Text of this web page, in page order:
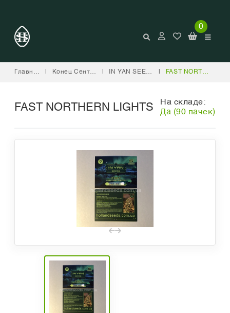
0
Главная Конец Сентября IN YAN SEEDS FAST NORTHERN LIGHTS
FAST NORTHERN LIGHTS
На складе:
Да (90 пачек)